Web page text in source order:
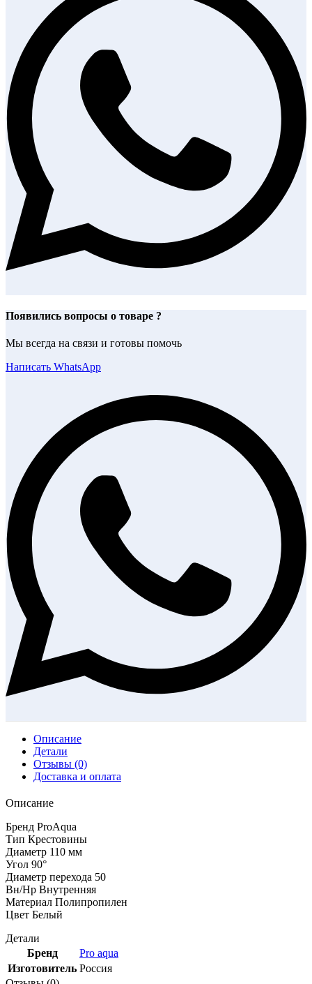
Появились вопросы о товаре ?
Мы всегда на связи и готовы помочь
Написать WhatsApp
Описание
Детали
Отзывы (0)
Доставка и оплата
Описание
Бренд ProAqua
Тип Крестовины
Диаметр 110 мм
Угол 90°
Диаметр перехода 50
Вн/Нр Внутренняя
Материал Полипропилен
Цвет Белый
Детали
Бренд
Pro aqua
Изготовитель Россия